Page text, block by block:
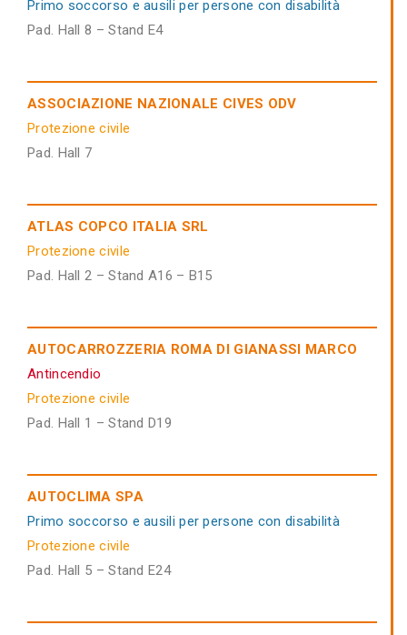
Primo soccorso e ausili per persone con disabilità
Pad. Hall 8 – Stand E4
ASSOCIAZIONE NAZIONALE CIVES ODV
Protezione civile
Pad. Hall 7
ATLAS COPCO ITALIA SRL
Protezione civile
Pad. Hall 2 – Stand A16 – B15
AUTOCARROZZERIA ROMA DI GIANASSI MARCO
Antincendio
Protezione civile
Pad. Hall 1 – Stand D19
AUTOCLIMA SPA
Primo soccorso e ausili per persone con disabilità
Protezione civile
Pad. Hall 5 – Stand E24